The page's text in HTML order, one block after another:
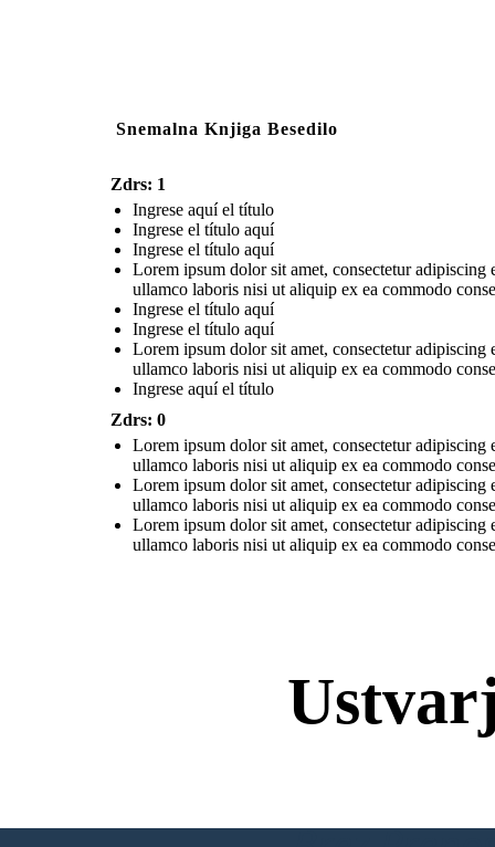
Snemalna Knjiga Besedilo
Zdrs: 1
Ingrese aquí el título
Ingrese el título aquí
Ingrese el título aquí
Lorem ipsum dolor sit amet, consectetur
ullamco laboris nisi ut aliquip ex ea commodo
Ingrese el título aquí
Ingrese el título aquí
Lorem ipsum dolor sit amet, consectetur
ullamco laboris nisi ut aliquip ex ea commodo
Ingrese aquí el título
Zdrs: 0
Lorem ipsum dolor sit amet, consectetur
ullamco laboris nisi ut aliquip ex ea commodo
Lorem ipsum dolor sit amet, consectetur
ullamco laboris nisi ut aliquip ex ea commodo
Lorem ipsum dolor sit amet, consectetur
ullamco laboris nisi ut aliquip ex ea commodo